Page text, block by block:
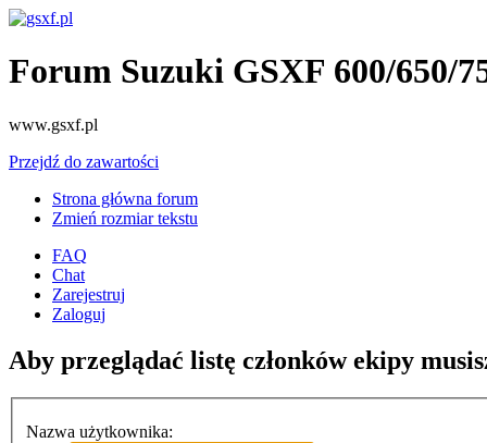
Forum Suzuki GSXF 600/650/
www.gsxf.pl
Przejdź do zawartości
Strona główna forum
Zmień rozmiar tekstu
FAQ
Chat
Zarejestruj
Zaloguj
Aby przeglądać listę członków ekipy
Nazwa użytkownika: